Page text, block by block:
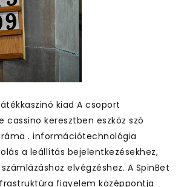
kiad A csoport
cassino keresztben eszköz szó
. információtechnológia
a leállítás bejelentkezésekhez,
elvégzéshez. A SpinBet
figyelem középpontja